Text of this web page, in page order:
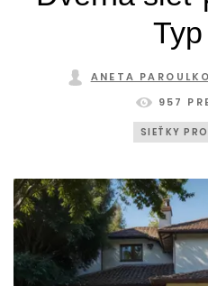
ANETA
957
SIEŤKY